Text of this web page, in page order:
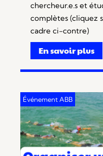
chercheur.e.s et
complètes (cliquez
cadre ci-contre)
En savoir plus